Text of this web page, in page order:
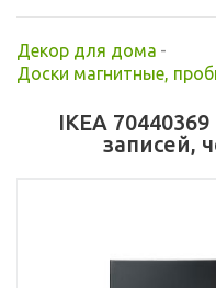
Декор для дома -
Доски магнитные,
IKEA
записей,